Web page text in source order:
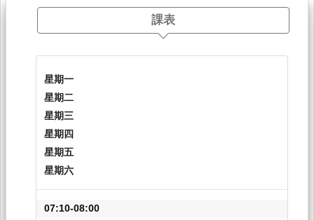
課表
星期一
星期二
星期三
星期四
星期五
星期六
07:10-08:00